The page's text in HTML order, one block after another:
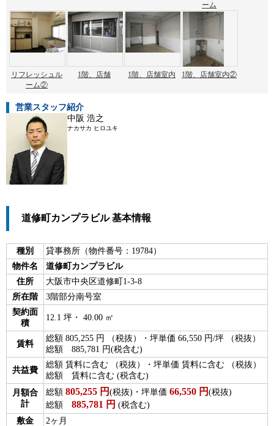
ーム
リフレッシュル
ーム②
1階、店舗 1階、店舗室内 1階、店舗室内②
営業スタッフ紹介
中阪 浩之
ナカサカ ヒロユキ
道修町カンプラビル 基本情報
種別
貸事務所（物件番号：19784）
物件名
道修町カンプラビル
住所
大阪市中央区道修町1-3-8
所在階
3階部分南号室
契約面
積
12.1 坪・ 40.00 ㎡
賃料
総額 805,255 円 （税抜）・坪単価 66,550 円/坪 （税抜）
総額 885,781 円(税含む)
共益費
総額 賃料に含む （税抜）・坪単価 賃料に含む （税抜）
総額 賃料に含む (税含む)
月額合
計
総額 805,255 円 (税抜)・坪単価 66,550 円 (税抜)
総額 885,781 円 (税含む)
敷金
2ヶ月